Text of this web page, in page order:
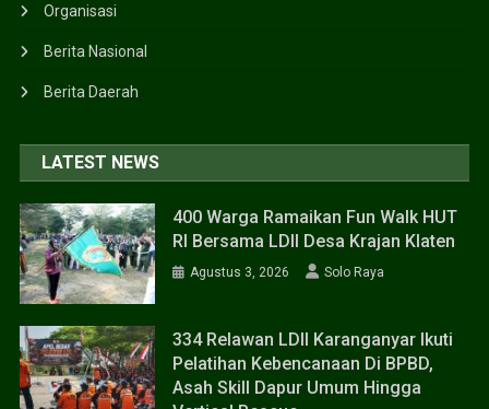
Organisasi
Berita Nasional
Berita Daerah
LATEST NEWS
400 Warga Ramaikan Fun Walk HUT
RI Bersama LDII Desa Krajan Klaten
Agustus 3, 2026 Solo Raya
334 Relawan LDII Karanganyar Ikuti
Pelatihan Kebencanaan Di BPBD,
Asah Skill Dapur Umum Hingga